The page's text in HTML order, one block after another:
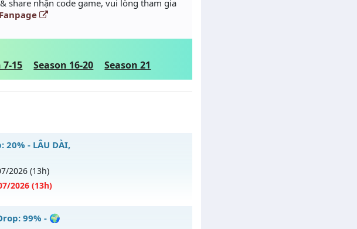
share nhận code game, vui lòng tham gia
Fanpage
7-15 Season 16-20 Season 21
20% - LÂU DÀI,
/2026 (13h)
/2026 (13h)
99% - 🌍